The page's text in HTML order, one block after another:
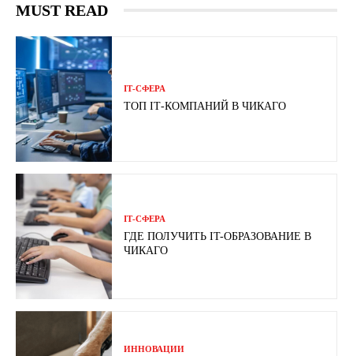
MUST READ
ІТ-СФЕРА
ТОП ІТ-КОМПАНИЙ В ЧИКАГО
ІТ-СФЕРА
ГДЕ ПОЛУЧИТЬ IT-ОБРАЗОВАНИЕ В
ЧИКАГО
ИННОВАЦИИ